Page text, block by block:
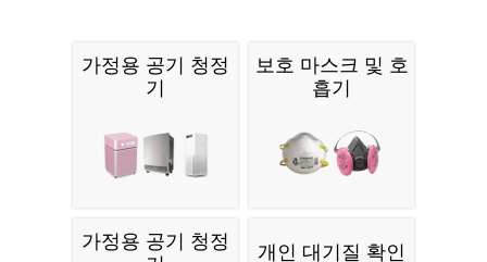
가정용 공기 청정
기
보호 마스크 및 호
흡기
가정용 공기 청정
개인 대기질 확인